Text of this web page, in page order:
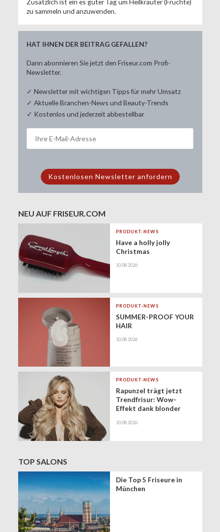
Zusätzlich ist ein es guter Tag um Heilkräuter (Früchte)
zu sammeln und anzuwenden.
HAT IHNEN DER BEITRAG GEFALLEN?
Dann abonnieren Sie jetzt den Friseur.com Profi-
Newsletter.
✓ Newsletter mit wichtigen Tipps für mehr Umsatz
✓ Aktuelle Branchen-News und Beauty-Trends
✓ Kostenlos und jederzeit abbestellbar
NEU AUF FRISEUR.COM
PRODUKT-NEWS
Have a holly jolly
Christmas
10.08.2026
PRODUKT-NEWS
SUMMER-PROOF YOUR
HAIR
10.08.2026
PRODUKT-NEWS
Rapunzel trägt jetzt
Trendfrisur: Wow-
Effekt dank blonder
10.08.2026
TOP SALONS
Die Top 5 Friseure in
München